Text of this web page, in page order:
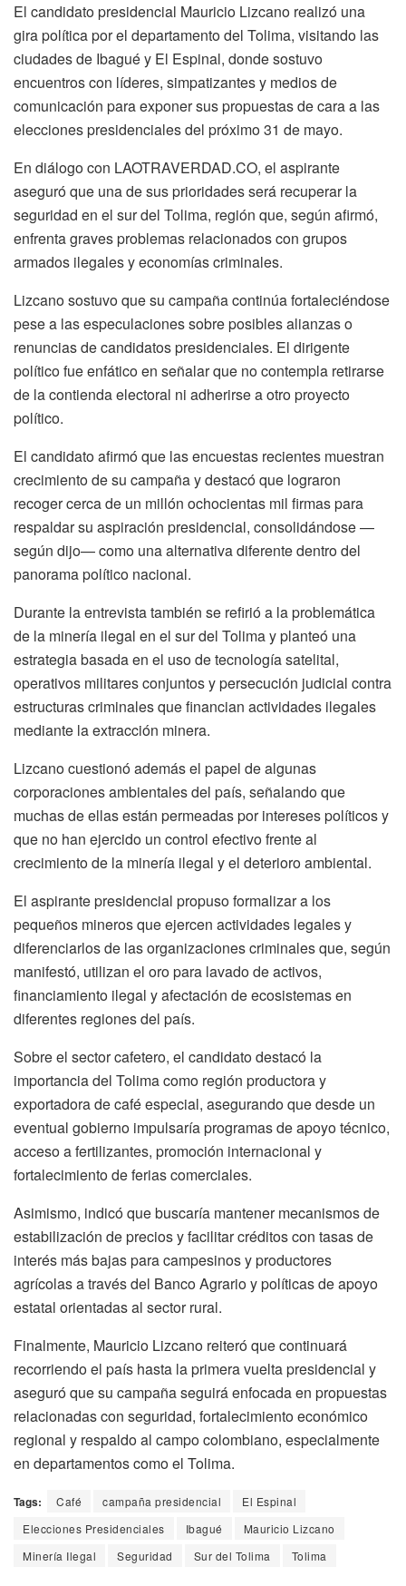
El candidato presidencial Mauricio Lizcano realizó una
gira política por el departamento del Tolima, visitando las
ciudades de Ibagué y El Espinal, donde sostuvo
encuentros con líderes, simpatizantes y medios de
comunicación para exponer sus propuestas de cara a las
elecciones presidenciales del próximo 31 de mayo.
En diálogo con LAOTRAVERDAD.CO, el aspirante
aseguró que una de sus prioridades será recuperar la
seguridad en el sur del Tolima, región que, según afirmó,
enfrenta graves problemas relacionados con grupos
armados ilegales y economías criminales.
Lizcano sostuvo que su campaña continúa fortaleciéndose
pese a las especulaciones sobre posibles alianzas o
renuncias de candidatos presidenciales. El dirigente
político fue enfático en señalar que no contempla retirarse
de la contienda electoral ni adherirse a otro proyecto
político.
El candidato afirmó que las encuestas recientes muestran
crecimiento de su campaña y destacó que lograron
recoger cerca de un millón ochocientas mil firmas para
respaldar su aspiración presidencial, consolidándose —
según dijo— como una alternativa diferente dentro del
panorama político nacional.
Durante la entrevista también se refirió a la problemática
de la minería ilegal en el sur del Tolima y planteó una
estrategia basada en el uso de tecnología satelital,
operativos militares conjuntos y persecución judicial contra
estructuras criminales que financian actividades ilegales
mediante la extracción minera.
Lizcano cuestionó además el papel de algunas
corporaciones ambientales del país, señalando que
muchas de ellas están permeadas por intereses políticos y
que no han ejercido un control efectivo frente al
crecimiento de la minería ilegal y el deterioro ambiental.
El aspirante presidencial propuso formalizar a los
pequeños mineros que ejercen actividades legales y
diferenciarlos de las organizaciones criminales que, según
manifestó, utilizan el oro para lavado de activos,
financiamiento ilegal y afectación de ecosistemas en
diferentes regiones del país.
Sobre el sector cafetero, el candidato destacó la
importancia del Tolima como región productora y
exportadora de café especial, asegurando que desde un
eventual gobierno impulsaría programas de apoyo técnico,
acceso a fertilizantes, promoción internacional y
fortalecimiento de ferias comerciales.
Asimismo, indicó que buscaría mantener mecanismos de
estabilización de precios y facilitar créditos con tasas de
interés más bajas para campesinos y productores
agrícolas a través del Banco Agrario y políticas de apoyo
estatal orientadas al sector rural.
Finalmente, Mauricio Lizcano reiteró que continuará
recorriendo el país hasta la primera vuelta presidencial y
aseguró que su campaña seguirá enfocada en propuestas
relacionadas con seguridad, fortalecimiento económico
regional y respaldo al campo colombiano, especialmente
en departamentos como el Tolima.
Tags: Café campaña presidencial
El Espinal
Elecciones Presidenciales
Ibagué
Mauricio Lizcano
Minería Ilegal
Seguridad Sur del Tolima Tolima